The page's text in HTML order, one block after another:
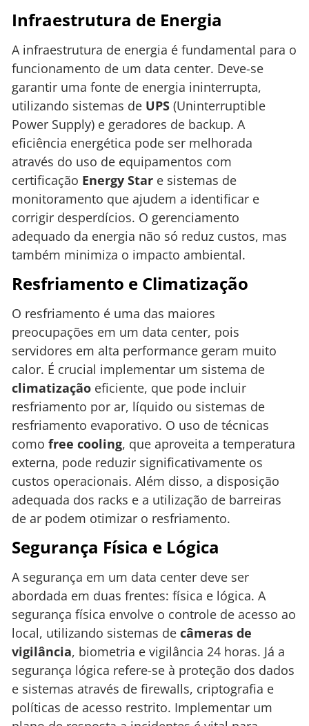
Infraestrutura de Energia
A infraestrutura de energia é fundamental para o
funcionamento de um data center. Deve-se
garantir uma fonte de energia ininterrupta,
utilizando sistemas de UPS (Uninterruptible
Power Supply) e geradores de backup. A
eficiência energética pode ser melhorada
através do uso de equipamentos com
certificação Energy Star e sistemas de
monitoramento que ajudem a identificar e
corrigir desperdícios. O gerenciamento
adequado da energia não só reduz custos, mas
também minimiza o impacto ambiental.
Resfriamento e Climatização
O resfriamento é uma das maiores
preocupações em um data center, pois
servidores em alta performance geram muito
calor. É crucial implementar um sistema de
climatização eficiente, que pode incluir
resfriamento por ar, líquido ou sistemas de
resfriamento evaporativo. O uso de técnicas
como free cooling, que aproveita a temperatura
externa, pode reduzir significativamente os
custos operacionais. Além disso, a disposição
adequada dos racks e a utilização de barreiras
de ar podem otimizar o resfriamento.
Segurança Física e Lógica
A segurança em um data center deve ser
abordada em duas frentes: física e lógica. A
segurança física envolve o controle de acesso ao
local, utilizando sistemas de câmeras de
vigilância, biometria e vigilância 24 horas. Já a
segurança lógica refere-se à proteção dos dados
e sistemas através de firewalls, criptografia e
políticas de acesso restrito. Implementar um